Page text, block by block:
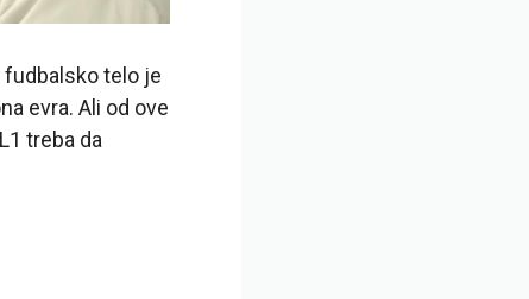
fudbalsko telo je
evra. Ali od ove
treba da